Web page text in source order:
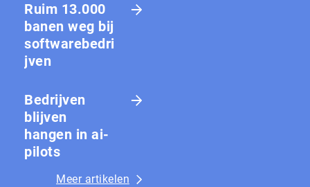
Ruim 13.000
banen weg bij
softwarebedri
jven
Bedrijven
blijven
hangen in ai-
pilots
Meer artikelen